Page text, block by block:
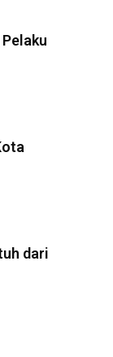
dari